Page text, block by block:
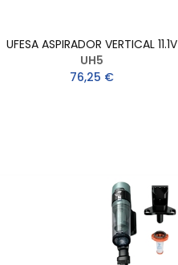
UFESA ASPIRADOR VERTICAL 11.1V
UH5
76,25 €